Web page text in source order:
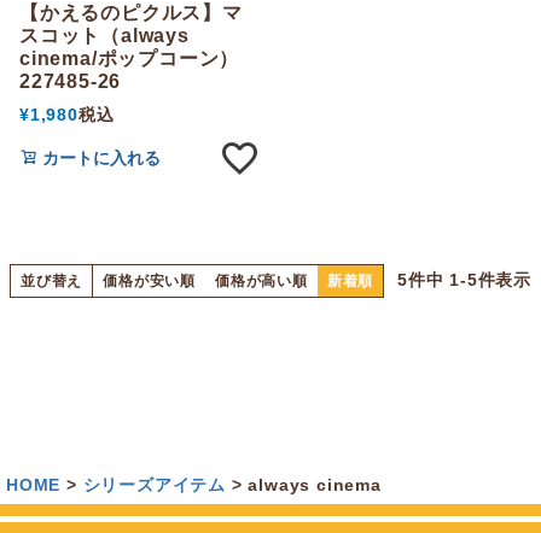
【かえるのピクルス】マ
スコット（always
cinema/ポップコーン）
227485-26
¥1,980税込
カートに入れる
並び替え 価格が安い順 価格が高い順 新着順 5件中 1-5件表示
HOME シリーズアイテム always cinema